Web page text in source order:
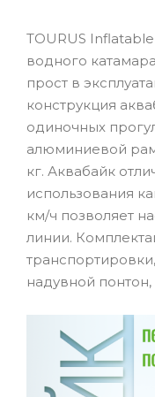
TOURUS
водного
прост в
конструкция
одиночных
алюминиевой
кг. Аквабайк
использования
км/ч позволяет
линии.
надувной